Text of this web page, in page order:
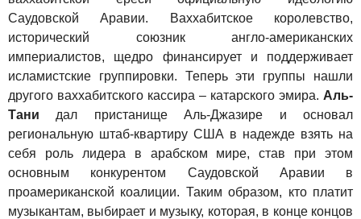
Саудовской Аравии. Ваххабитское королевство,
исторический союзник англо-американских
империалистов, щедро финансирует и поддерживает
исламистские группировки. Теперь эти группы нашли
другого ваххабитского кассира – катарского эмира. Аль-
Тани дал пристанище Аль-Джазире и основал
региональную штаб-квартиру США в надежде взять на
себя роль лидера в арабском мире, став при этом
основным конкурентом Саудовской Аравии в
проамериканской коалиции. Таким образом, кто платит
музыкантам, выбирает и музыку, которая, в конце концов